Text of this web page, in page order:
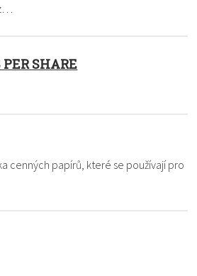
SHARE
cenných papírů, které se používají pro